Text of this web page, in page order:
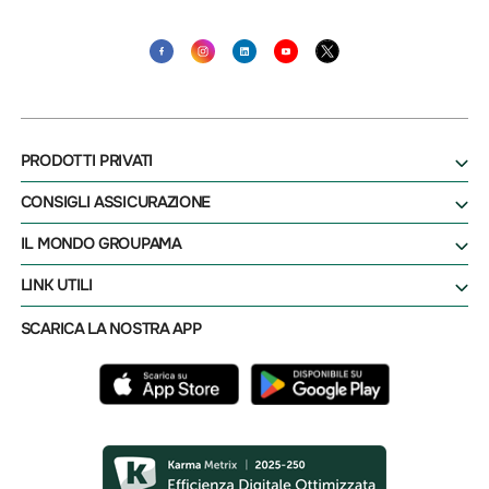
PRODOTTI PRIVATI
CONSIGLI ASSICURAZIONE
IL MONDO GROUPAMA
LINK UTILI
SCARICA LA NOSTRA APP